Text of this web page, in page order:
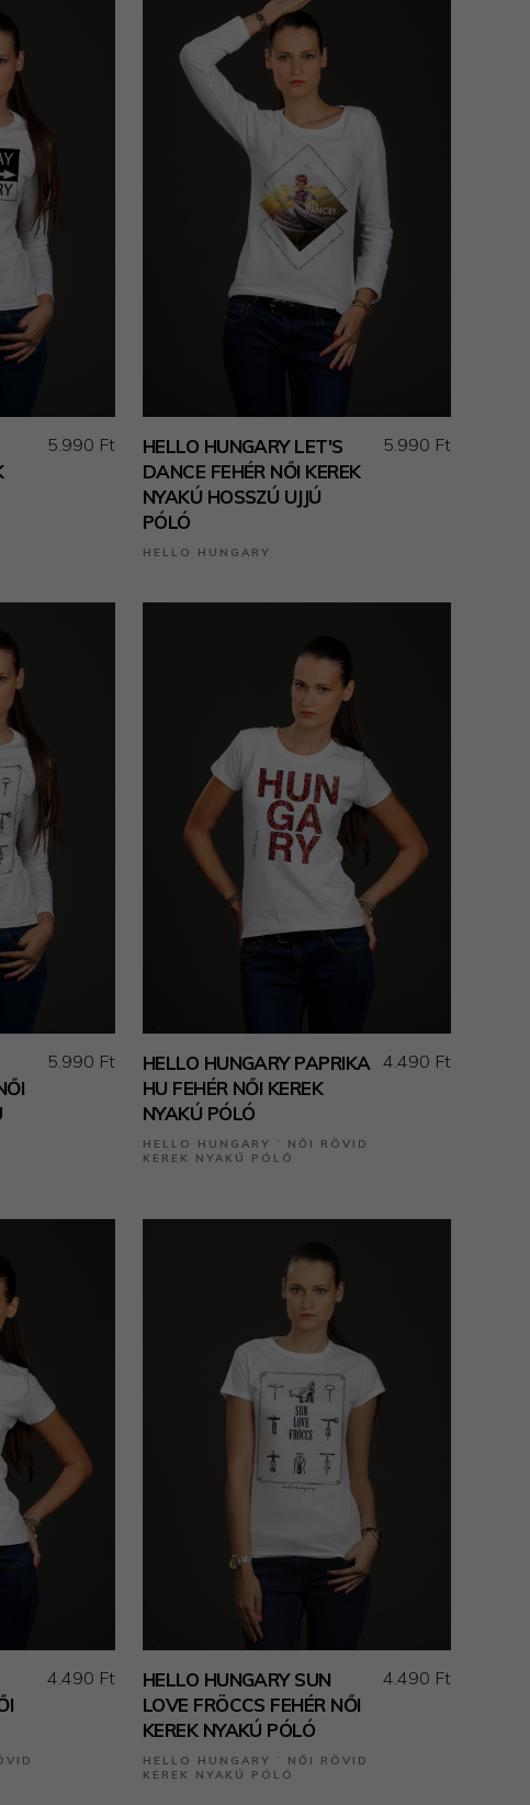
5.990 Ft
HELLO HUNGARY LET'S
DANCE FEHÉR NŐI KEREK
NYAKÚ HOSSZÚ UJJÚ
PÓLÓ
HELLO HUNGARY
5.990 Ft
5.990 Ft
HELLO HUNGARY PAPRIKA
HU FEHÉR NŐI KEREK
NYAKÚ PÓLÓ
HELLO HUNGARY ˙ NŐI RÖVID
KEREK NYAKÚ PÓLÓ
4.490 Ft
4.490 Ft
HELLO HUNGARY SUN
LOVE FRÖCCS FEHÉR NŐI
KEREK NYAKÚ PÓLÓ
HELLO HUNGARY ˙ NŐI RÖVID
KEREK NYAKÚ PÓLÓ
4.490 Ft